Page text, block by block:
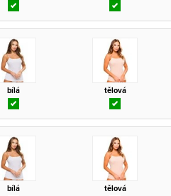
bílá tělová
bílá tělová